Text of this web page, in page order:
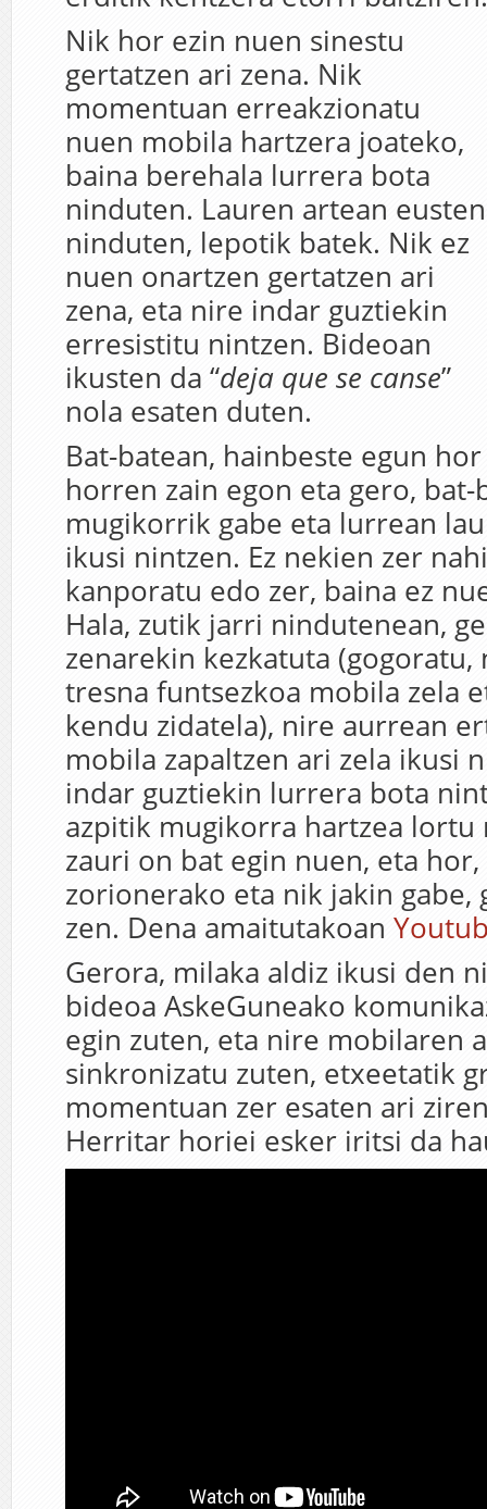
Nik hor ezin nuen sinestu
gertatzen ari zena. Nik
momentuan erreakzionatu
nuen mobila hartzera joateko,
baina berehala lurrera bota
ninduten. Lauren artean eusten
ninduten, lepotik batek. Nik ez
nuen onartzen gertatzen ari
zena, eta nire indar guztiekin
erresistitu nintzen. Bideoan
ikusten da “deja que se canse”
nola esaten duten.
Bat-batean, hainbeste egun
horren zain egon eta gero, bat-
mugikorrik gabe eta lurrean
ikusi nintzen. Ez nekien zer
kanporatu edo zer, baina ez
Hala, zutik jarri nindutenean,
zenarekin kezkatuta (gogoratu,
tresna funtsezkoa mobila zela
kendu zidatela), nire aurrean
mobila zapaltzen ari zela ikusi
indar guztiekin lurrera bota
azpitik mugikorra hartzea lortu
zauri on bat egin nuen, eta
zorionerako eta nik jakin gabe,
zen. Dena amaitutakoan
Gerora, milaka aldiz ikusi den
bideoa AskeGuneako
egin zuten, eta nire mobilaren
sinkronizatu zuten, etxeetatik
momentuan zer esaten ari
Herritar horiei esker iritsi da